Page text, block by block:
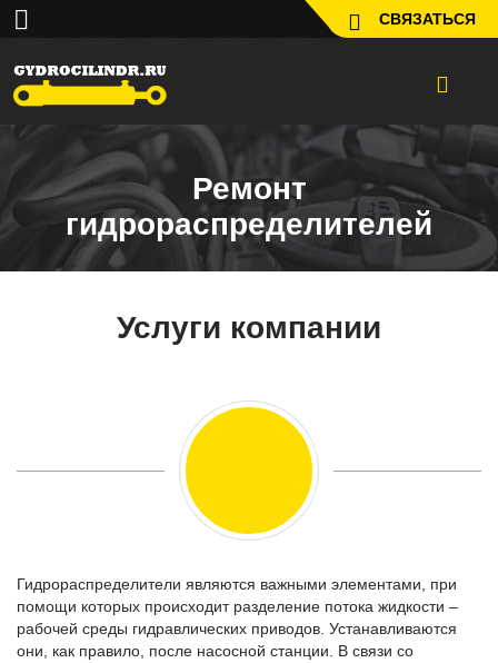
СВЯЗАТЬСЯ
Ремонт
гидрораспределителей
Услуги компании
Гидрораспределители являются важными элементами, при
помощи которых происходит разделение потока жидкости –
рабочей среды гидравлических приводов. Устанавливаются
они, как правило, после насосной станции. В связи со